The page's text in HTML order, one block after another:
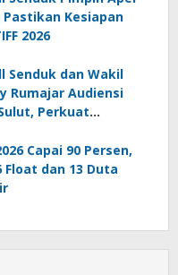
Pastikan Kesiapan
2026
Senduk dan Wakil
Rumajar Audiensi
Perkuat
Capai 90 Persen,
Float dan 13 Duta